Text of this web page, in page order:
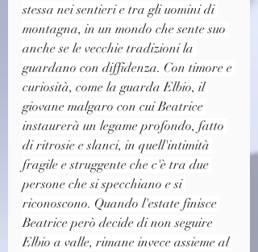
stessa nei sentieri e tra gli uomini di
montagna, in un mondo che sente suo
anche se le vecchie tradizioni la
guardano con diffidenza. Con timore e
curiosità, come la guarda Elbio, il
giovane malgaro con cui Beatrice
instaurerà un legame profondo, fatto
di ritrosie e slanci, in quell'intimità
fragile e struggente che c'è tra due
persone che si specchiano e si
riconoscono. Quando l'estate finisce
Beatrice però decide di non seguire
Elbio a valle, rimane invece assieme al